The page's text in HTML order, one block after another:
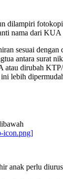
dilampiri
nama dari KUA
sesuai dengan
antara surat
atau dirubah
lebih
anak perlu